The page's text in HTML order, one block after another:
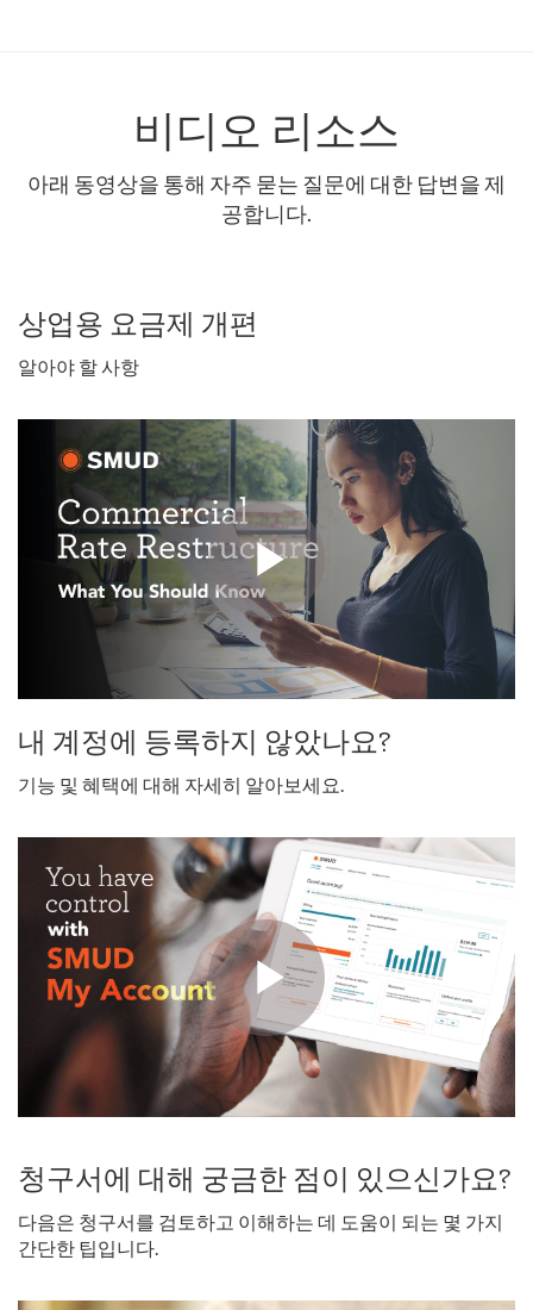
비디오 리소스
아래 동영상을 통해 자주 묻는 질문에 대한 답변을 제
공합니다.
상업용 요금제 개편
알아야 할 사항
내 계정에 등록하지 않았나요?
기능 및 혜택에 대해 자세히 알아보세요.
청구서에 대해 궁금한 점이 있으신가요?
다음은 청구서를 검토하고 이해하는 데 도움이 되는 몇 가지
간단한 팁입니다.